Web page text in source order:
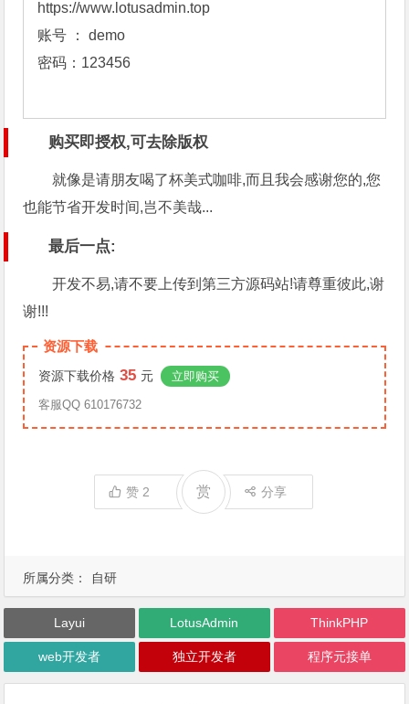
https://www.lotusadmin.top
账号 ： demo
密码：123456
购买即授权,可去除版权
就像是请朋友喝了杯美式咖啡,而且我会感谢您的,您
也能节省开发时间,岂不美哉...
最后一点:
开发不易,请不要上传到第三方源码站!请尊重彼此,谢
谢!!!
资源下载
资源下载价格 35 元 立即购买
客服QQ 610176732
赞 2 赏 分享
所属分类： 自研
Layui LotusAdmin ThinkPHP
web开发者 独立开发者 程序元接单